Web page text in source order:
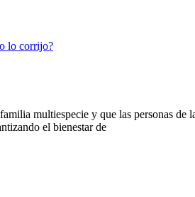
lo corrijo?
multiespecie y que las personas
el bienestar de